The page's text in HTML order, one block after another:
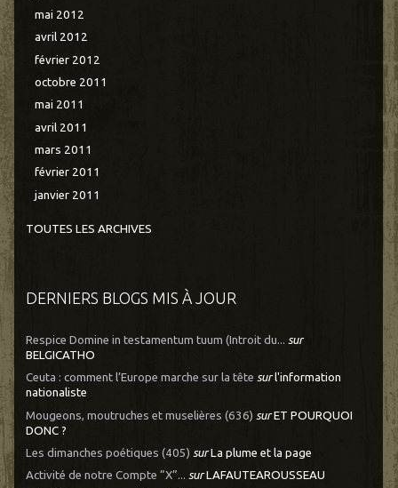
mai 2012
avril 2012
février 2012
octobre 2011
mai 2011
avril 2011
mars 2011
février 2011
janvier 2011
TOUTES LES ARCHIVES
DERNIERS BLOGS MIS À JOUR
Respice Domine in testamentum tuum (Introit du... sur
BELGICATHO
Ceuta : comment l’Europe marche sur la tête surl'information
nationaliste
Mougeons, moutruches et muselières (636) surET POURQUOI
DONC ?
Les dimanches poétiques (405) surLa plume et la page
Activité de notre Compte ”X”... surLAFAUTEAROUSSEAU